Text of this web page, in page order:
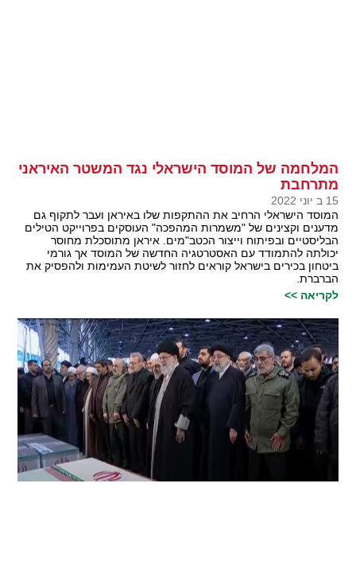
המלחמה של המוסד הישראלי נגד המשטר האיראני
מתרחבת
15 ב יוני 2022
המוסד הישראלי הרחיב את ההתקפות שלו באיראן ועבר לתקוף גם
מדענים וקצינים של "משמרות המהפכה" העוסקים בפרוייקט הטילים
הבליסטיים ובפיתוח וייצור הכטב"מים. איראן מתוסכלת מחוסר
יכולתה להתמודד עם האסטרטגיה החדשה של המוסד אך גורמי
ביטחון בכירים בישראל קוראים לחזור לשיטת העמימות ולהפסיק את
הברברת.
לקריאה >>